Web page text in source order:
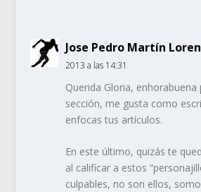
Jose Pedro Martín
2013 a las 14:31
Querida Gloria, enhorabuena
sección, me gusta como
enfocas tus artículos.
En este último, quizás te
al calificar a estos
culpables, no son ellos,